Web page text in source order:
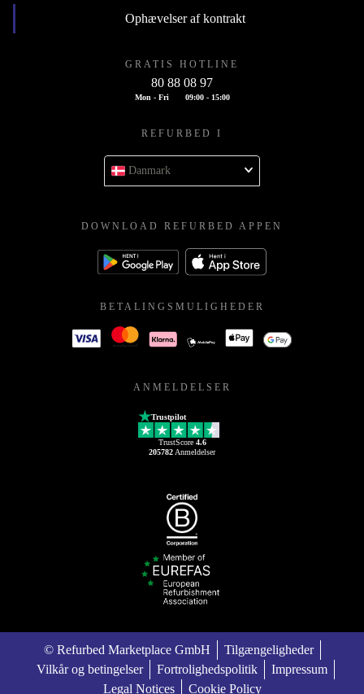
Ophævelser af kontrakt
GRATIS HOTLINE
80 88 08 97
Mon - Fri 09:00 - 15:00
REFURBED I
Danmark
DOWNLOAD REFURBED APPEN
BETALINGSMULIGHEDER
ANMELDELSER
Trustpilot
TrustScore 4.6
205782 Anmeldelser
© Refurbed Marketplace GmbH
Tilgængeligheder
Vilkår og betingelser
Fortrolighedspolitik
Impressum
Legal Notices
Cookie Policy